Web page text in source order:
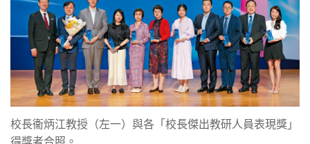
校長衞炳江教授（左一）與各「校長傑出教研人員表現獎」
得獎者合照。